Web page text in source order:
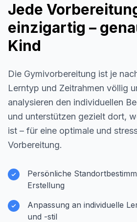
Jede
einzigartig –
Kind
Die Gymivorbereitung ist je
Lerntyp und Zeitrahmen völlig
analysieren den individuellen
und unterstützen gezielt dort,
ist – für eine optimale und
Vorbereitung.
Persönliche
Erstellung
Anpassung an individuelle
und -stil